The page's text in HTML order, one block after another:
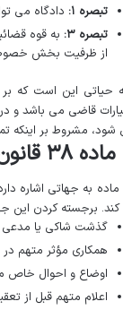
تبصره ۱:
دادگاه می
تبصره ۳:
به قوه
از ظرفیت بخش
حیاتی این است که
شود، مشروط بر اینکه
ماده به جهاتی اشاره
برجسته کردن این
گذشت شاکی یا
همکاری مؤثر متهم در
اوضاع و احوال خاص
اعلام متهم قبل از